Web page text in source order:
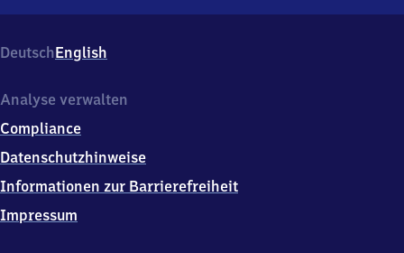
1,
2
2
6
Handeloh
DeutschEnglish
Analyse verwalten
Compliance
Datenschutzhinweise
Informationen zur Barrierefreiheit
Impressum